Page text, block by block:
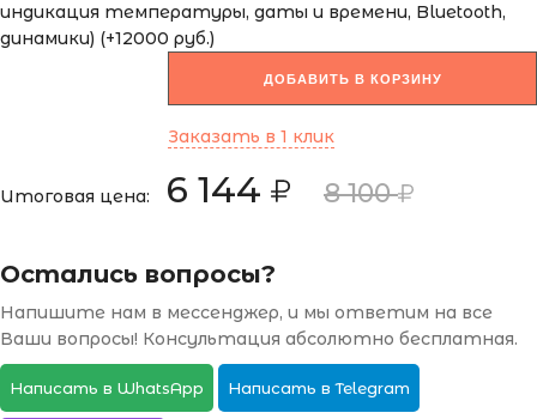
индикация температуры, даты и времени, Bluetooth,
динамики) (+12000 руб.)
ДОБАВИТЬ В КОРЗИНУ
Заказать в 1 клик
Итоговая цена: 6 144 8 100
Остались вопросы?
Напишите нам в мессенджер, и мы ответим на все
Ваши вопросы! Консультация абсолютно бесплатная.
Написать в WhatsApp Написать в Telegram